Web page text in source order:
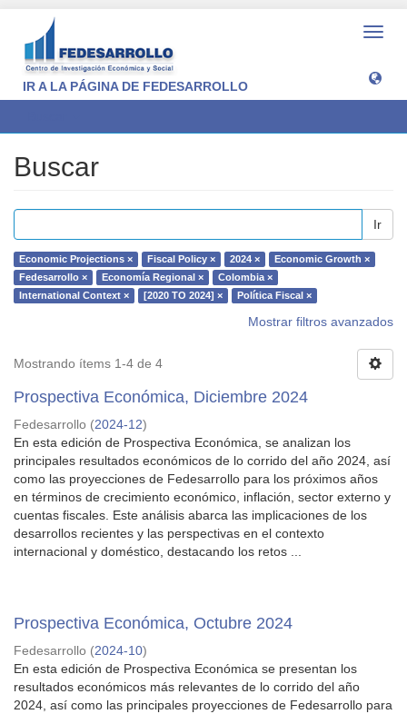
IR A LA PÁGINA DE FEDESARROLLO
Buscar
Ir
Economic Projections × Fiscal Policy × 2024 ×
Economic Growth ×
Fedesarrollo ×
Economía Regional ×
Colombia ×
International Context ×
[2020 TO 2024] × Política Fiscal ×
Mostrar filtros avanzados
Mostrando ítems 1-4 de 4
Prospectiva Económica, Diciembre 2024
Fedesarrollo (2024-12)
En esta edición de Prospectiva Económica, se analizan los
principales resultados económicos de lo corrido del año 2024, así
como las proyecciones de Fedesarrollo para los próximos años
en términos de crecimiento económico, inflación, sector externo y
cuentas fiscales. Este análisis abarca las implicaciones de los
desarrollos recientes y las perspectivas en el contexto
internacional y doméstico, destacando los retos ...
Prospectiva Económica, Octubre 2024
Fedesarrollo (2024-10)
En esta edición de Prospectiva Económica se presentan los
resultados económicos más relevantes de lo corrido del año
2024, así como las principales proyecciones de Fedesarrollo para